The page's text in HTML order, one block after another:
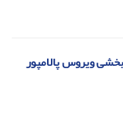
ویروس پالامپور